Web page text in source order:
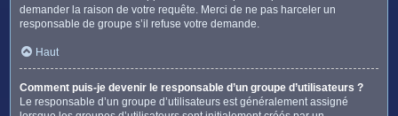
demander la raison de votre requête. Merci de ne pas harceler un
responsable de groupe s’il refuse votre demande.
Haut
Comment puis-je devenir le responsable d’un groupe d’utilisateurs ?
Le responsable d’un groupe d’utilisateurs est généralement assigné